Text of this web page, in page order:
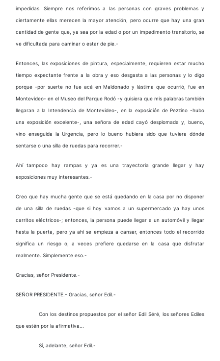
impedidas. Siempre nos referimos a las personas con graves problemas y
ciertamente ellas merecen la mayor atención, pero ocurre que hay una gran
cantidad de gente que, ya sea por la edad o por un impedimento transitorio, se
ve dificultada para caminar o estar de pie.-
Entonces, las exposiciones de pintura, especialmente, requieren estar mucho
tiempo expectante frente a la obra y eso desgasta a las personas y lo digo
porque -por suerte no fue acá en Maldonado y lástima que ocurrió, fue en
Montevideo- en el Museo del Parque Rodó -y quisiera que mis palabras también
llegaran a la Intendencia de Montevideo-, en la exposición de Pezzino -hubo
una exposición excelente-, una señora de edad cayó desplomada y, bueno,
vino enseguida la Urgencia, pero lo bueno hubiera sido que tuviera dónde
sentarse o una silla de ruedas para recorrer.-
Ahí tampoco hay rampas y ya es una trayectoria grande llegar y hay
exposiciones muy interesantes.-
Creo que hay mucha gente que se está quedando en la casa por no disponer
de una silla de ruedas -que si hoy vamos a un supermercado ya hay unos
carritos eléctricos-; entonces, la persona puede llegar a un automóvil y llegar
hasta la puerta, pero ya ahí se empieza a cansar, entonces todo el recorrido
significa un riesgo o, a veces prefiere quedarse en la casa que disfrutar
realmente. Simplemente eso.-
Gracias, señor Presidente.-
SEÑOR PRESIDENTE.- Gracias, señor Edil.-
Con los destinos propuestos por el señor Edil Séré, los señores Ediles
que estén por la afirmativa...
Sí, adelante, señor Edil.-